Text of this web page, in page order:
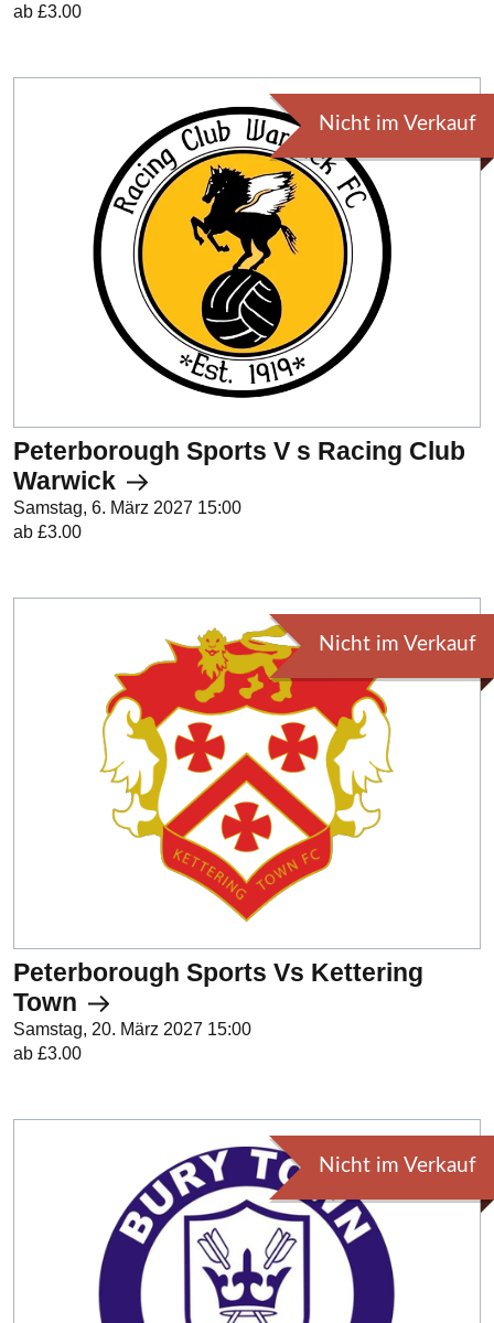
ab £3.00
Nicht im Verkauf
Peterborough Sports V s Racing Club
Warwick
Samstag, 6. März 2027 15:00
ab £3.00
Nicht im Verkauf
Peterborough Sports Vs Kettering
Town
Samstag, 20. März 2027 15:00
ab £3.00
Nicht im Verkauf